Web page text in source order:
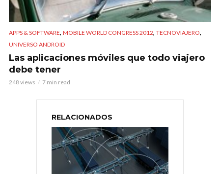
APPS & SOFTWARE, MOBILE WORLD CONGRESS 2012, TECNOVIAJERO,
UNIVERSO ANDROID
Las aplicaciones móviles que todo viajero
debe tener
248 views 7 min read
RELACIONADOS